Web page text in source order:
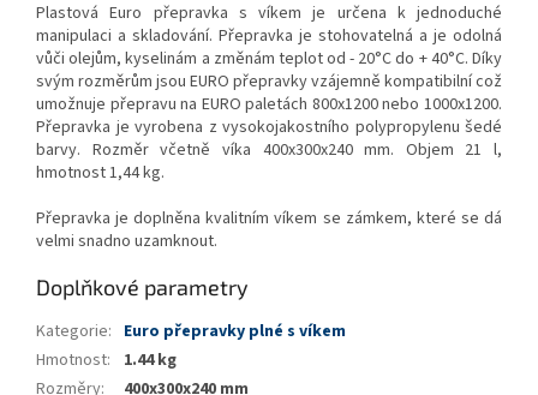
Plastová Euro přepravka s víkem je určena k jednoduché
manipulaci a skladování. Přepravka je stohovatelná a je odolná
vůči olejům, kyselinám a změnám teplot od - 20°C do + 40°C. Díky
svým rozměrům jsou EURO přepravky vzájemně kompatibilní což
umožnuje přepravu na EURO paletách 800x1200 nebo 1000x1200.
Přepravka je vyrobena z vysokojakostního polypropylenu šedé
barvy. Rozměr včetně víka 400x300x240 mm. Objem 21 l,
hmotnost 1,44 kg.
Přepravka je doplněna kvalitním víkem se zámkem, které se dá
velmi snadno uzamknout.
Doplňkové parametry
Kategorie: Euro přepravky plné s víkem
Hmotnost:
1.44 kg
Rozměry:
400x300x240 mm